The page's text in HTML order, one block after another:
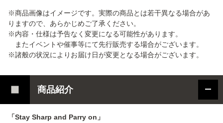
※商品画像はイメージです。実際の商品とは若干異なる場合があ
りますので、あらかじめご了承ください。
※内容・仕様は予告なく変更になる可能性があります。
またイベントや催事等にて先行販売する場合がございます。
※諸般の状況によりお届け日が変更となる場合がございます。
商品紹介
「Stay Sharp and Parry on」